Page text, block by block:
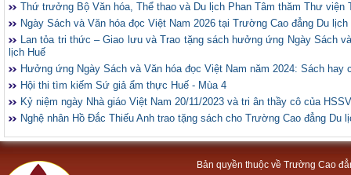
Thứ trưởng Bộ Văn hóa, Thể thao và Du lịch Phan Tâm thăm Thư viện
Ngày Sách và Văn hóa đọc Việt Nam 2026 tại Trường Cao đẳng Du lịch
Lan tỏa tri thức – Giao lưu và Trao tặng sách hưởng ứng Ngày Sách
lịch Huế
Hưởng ứng Ngày Sách và Văn hóa đọc Việt Nam năm 2024: Sách hay
Hội thi tìm kiếm Sứ giả ẩm thực Huế - Mùa 4
Kỷ niệm ngày Nhà giáo Việt Nam 20/11/2023 và tri ân thầy cô của
Nghệ nhân Hồ Đắc Thiếu Anh trao tặng sách cho Trường Cao đẳng Du
Bản quyền thuộc về Trường Cao